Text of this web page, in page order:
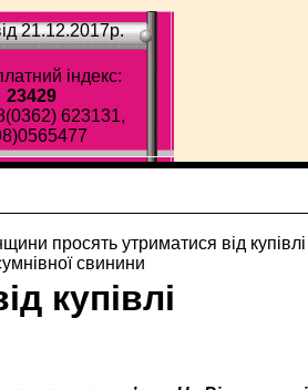
21.12.2017p.
індекс:
23429
623131,
купівлі